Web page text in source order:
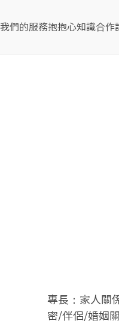
我們的服務抱抱心知識合作
專長：家人關
密/伴侶/婚姻